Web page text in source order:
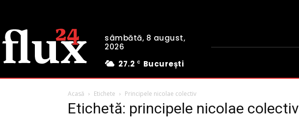
sâmbătă, 8 august,
2026
27.2 C București
Acasă Etichete Principele nicolae colectiv
Etichetă: principele nicolae colectiv